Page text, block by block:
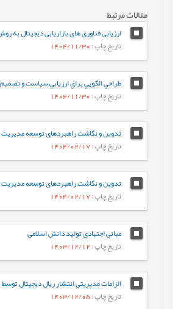
مقالات مرتبط
تاریخ چاپ: 1404/11/30
تاریخ چاپ: 1404/11/30
تاریخ چاپ: 1404/02/17
تاریخ چاپ: 1404/02/17
مبانی اجتهادی تولید دانش اسلامی
تاریخ چاپ: 1403/12/12
الزامات مدیریتی انتشار ریال دیجیتال
تاریخ چاپ: 1403/12/05